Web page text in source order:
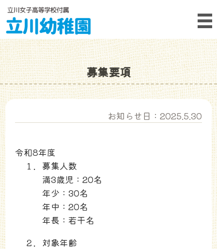
募集要項
お知らせ日：2025.5.30
令和8年度
１． 募集人数
満3歳児：20名
年少：30名
年中：20名
年長：若干名
２． 対象年齢